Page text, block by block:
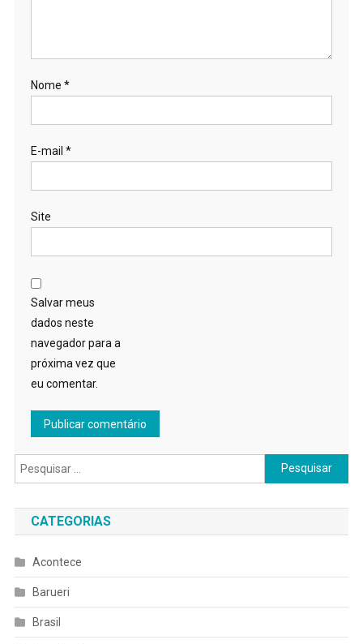
Nome *
E-mail *
Site
Salvar meus
dados neste
navegador para a
próxima vez que
eu comentar.
Pesquisar
por:
CATEGORIAS
Acontece
Barueri
Brasil